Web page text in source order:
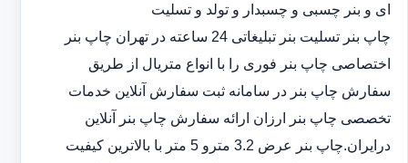
ای و بنر چسبی و چسبدار و تولد و تسلیت
چاپ بنر تسلیت بنر تبلیغاتی 24 ساعته در تهران چاپ بنر
اختصاصی چاپ بنر فوری را با انواع متریال از طریق
سفارش چاپ بنر در سامانه ثبت سفارش آنلاین خدمات
تخصصی چاپ بنر ارزان ارائه سفارش چاپ بنر آنلاین
درایران.چاپ بنر عرض 3.2 مترو 5 متر با بالاترین کیفیت